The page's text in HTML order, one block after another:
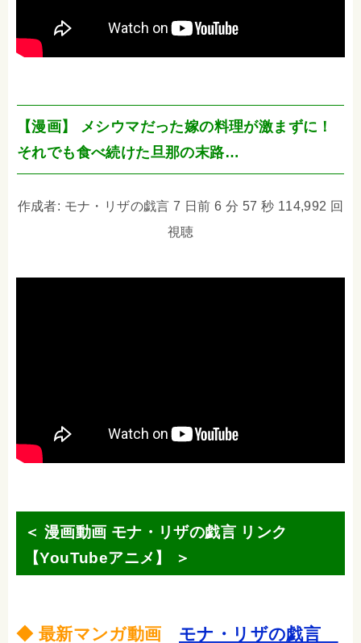
【漫画】 メシウマだった嫁の料理が激まずに！
それでも食べ続けた旦那の末路…
作成者: モナ・リザの戯言 7 日前 6 分 57 秒 114,992 回
視聴
＜ 漫画動画 モナ・リザの戯言 リンク
【YouTubeアニメ】 ＞
◆ 最新マンガ動画 モナ・リザの戯言